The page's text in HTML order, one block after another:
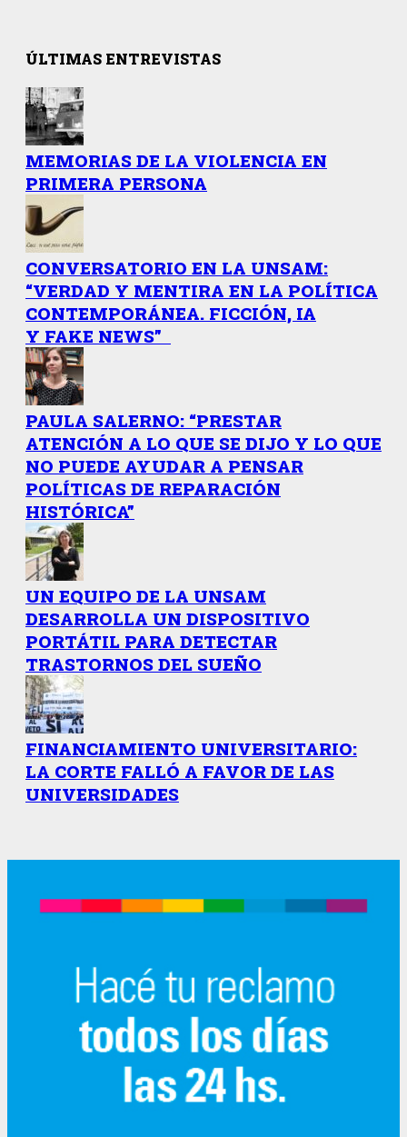
ÚLTIMAS ENTREVISTAS
MEMORIAS DE LA VIOLENCIA EN
PRIMERA PERSONA
CONVERSATORIO EN LA UNSAM:
“VERDAD Y MENTIRA EN LA POLÍTICA
CONTEMPORÁNEA. FICCIÓN, IA
Y FAKE NEWS”
PAULA SALERNO: “PRESTAR
ATENCIÓN A LO QUE SE DIJO Y LO QUE
NO PUEDE AYUDAR A PENSAR
POLÍTICAS DE REPARACIÓN
HISTÓRICA”
UN EQUIPO DE LA UNSAM
DESARROLLA UN DISPOSITIVO
PORTÁTIL PARA DETECTAR
TRASTORNOS DEL SUEÑO
FINANCIAMIENTO UNIVERSITARIO:
LA CORTE FALLÓ A FAVOR DE LAS
UNIVERSIDADES